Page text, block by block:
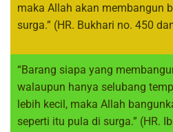
maka Allah akan membangun
surga.” (HR. Bukhari no. 450
“Barang siapa yang
walaupun hanya selubang
lebih kecil, maka Allah
seperti itu pula di surga.” (HR.